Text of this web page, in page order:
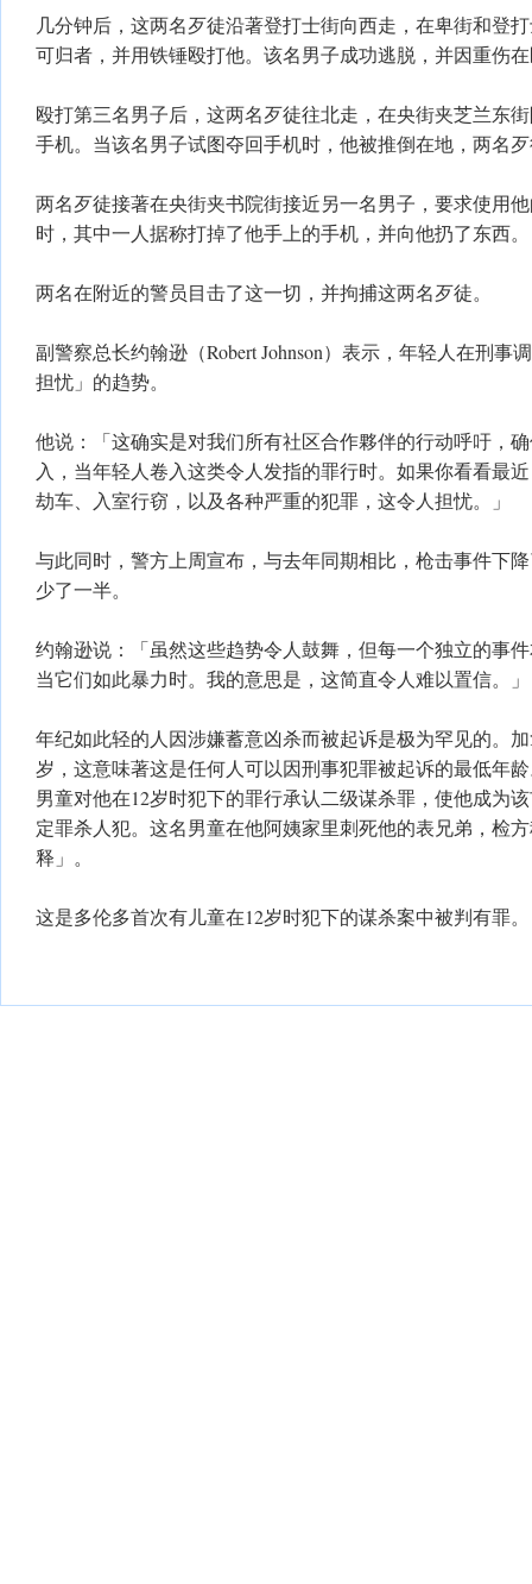
几分钟后，这两名歹徒沿著登打士街向西走，在卑街和登
可归者，并用铁锤殴打他。该名男子成功逃脱，并因重伤
殴打第三名男子后，这两名歹徒往北走，在央街夹芝兰东
手机。当该名男子试图夺回手机时，他被推倒在地，两名
两名歹徒接著在央街夹书院街接近另一名男子，要求使用
时，其中一人据称打掉了他手上的手机，并向他扔了东西。
​两名在附近的警员目击了这一切，并拘捕这两名歹徒。
副警察总长约翰逊（Robert Johnson）表示，年轻人在刑事
担忧」的趋势。
他说：「这确实是对我们所有社区合作夥伴的行动呼吁，
入，当年轻人卷入这类令人发指的罪行时。如果你看看最
劫车、入室行窃，以及各种严重的犯罪，这令人担忧。」
与此同时，警方上周宣布，与去年同期相比，枪击事件下
少了一半。
约翰逊说：「虽然这些趋势令人鼓舞，但每一个独立的事
当它们如此暴力时。我的意思是，这简直令人难以置信。」
年纪如此轻的人因涉嫌蓄意凶杀而被起诉是极为罕见的。
岁，这意味著这是任何人可以因刑事犯罪被起诉的最低年
男童对他在12岁时犯下的罪行承认二级谋杀罪，使他成为
定罪杀人犯。这名男童在他阿姨家里刺死他的表兄弟，检
释」。
这是多伦多首次有儿童在12岁时犯下的谋杀案中被判有罪。